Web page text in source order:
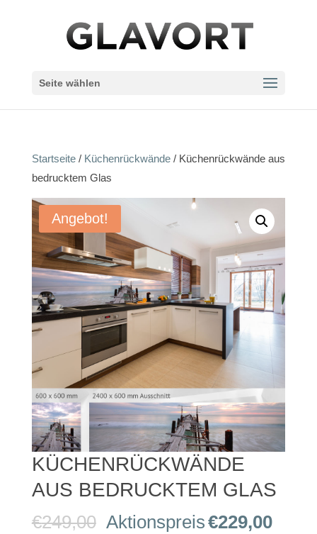
Seite wählen
Startseite/ Küchenrückwände/ Küchenrückwände aus
bedrucktem Glas
Angebot!
KÜCHENRÜCKWÄNDE
AUS BEDRUCKTEM GLAS
€249,00 Ursprünglicher
Aktionspreis€229,00